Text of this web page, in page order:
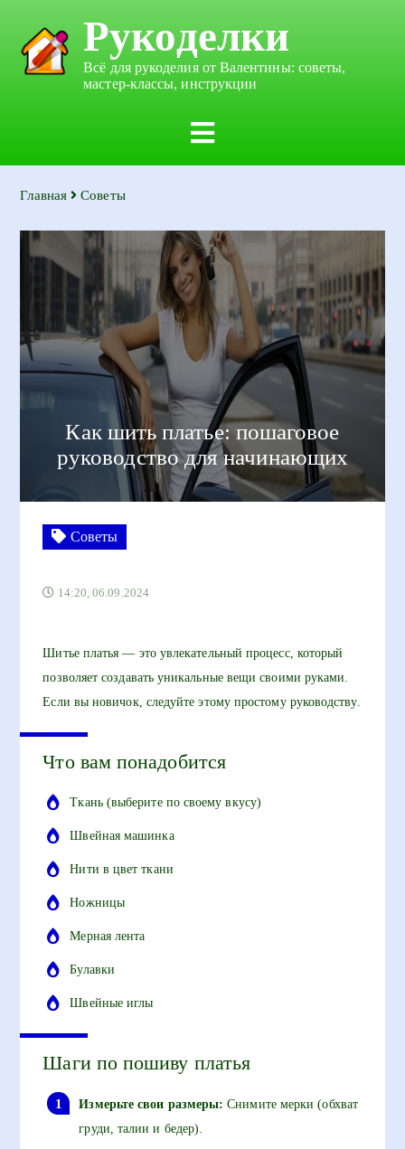
Рукоделки
Всё для рукоделия от Валентины: советы,
мастер-классы, инструкции
Главная Советы
Как шить платье: пошаговое
руководство для начинающих
Советы
14:20, 06.09.2024
Шитье платья — это увлекательный процесс, который
позволяет создавать уникальные вещи своими руками.
Если вы новичок, следуйте этому простому руководству.
Что вам понадобится
Ткань (выберите по своему вкусу)
Швейная машинка
Нити в цвет ткани
Ножницы
Мерная лента
Булавки
Швейные иглы
Шаги по пошиву платья
Измерьте свои размеры: Снимите мерки (обхват
груди, талии и бедер).